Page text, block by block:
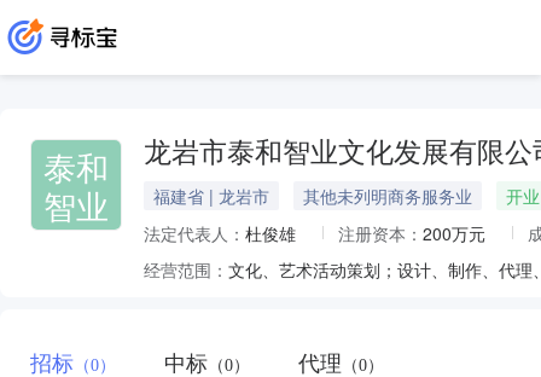
泰和
智业
龙岩市泰和智业文化发展有限公
福建省 | 龙岩市 其他未列明商务服务业
开业
法定代表人： 杜俊雄 注册资本： 200万元
经营范围：
招标 （0） 中标 （0） 代理 （0）